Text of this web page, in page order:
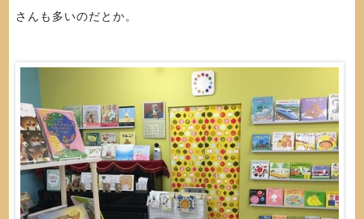
さんも多いのだとか。